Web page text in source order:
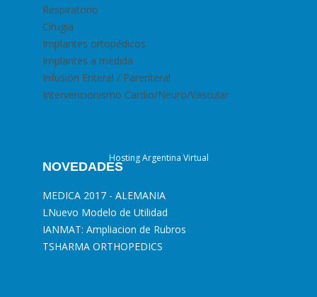
Respiratorio
Cirugia
Implantes ortopédicos
Implantes a medida
Infusión Enteral / Parenteral
Intervencionismo Cardio/Neuro/Vascular
NOVEDADES
MEDICA 2017 - ALEMANIA
LNuevo Modelo de Utilidad
IANMAT: Ampliacion de Rubros
TSHARMA ORTHOPEDICS
Hosting Argentina Virtual